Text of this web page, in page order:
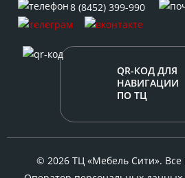
8 (8452) 399-990
QR-КОД ДЛЯ
НАВИГАЦИИ
ПО ТЦ
© 2026 ТЦ «Мебель Сити».